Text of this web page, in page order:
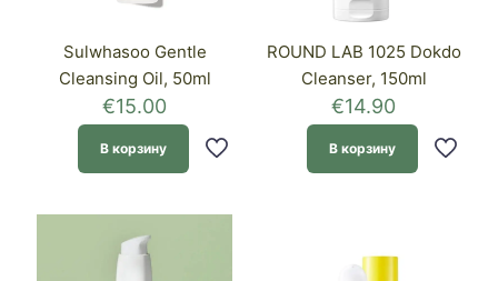
Sulwhasoo Gentle
Cleansing Oil, 50ml
€15.00
В корзину
ROUND LAB 1025 Dokdo
Cleanser, 150ml
€14.90
В корзину